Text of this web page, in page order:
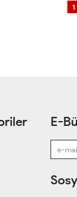
E-